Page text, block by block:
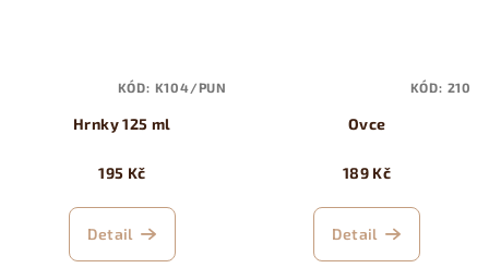
Hrnky 125 ml
195 Kč
Detail
KÓD: K104/PUN
Ovce
189 Kč
Detail
KÓD: 210